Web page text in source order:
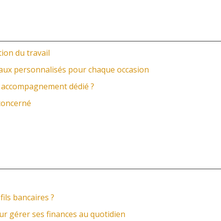
du travail
personnalisés pour chaque occasion
dédié ?
bancaires ?
gérer ses finances au quotidien